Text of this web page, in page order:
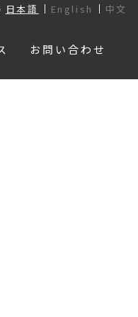
日本語 English 中文
お問い合わせ